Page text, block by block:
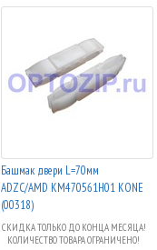
Башмак двери L=70мм
ADZC/AMD KM470561H01 KONE
(00318)
СКИДКА ТОЛЬКО ДО КОНЦА МЕСЯЦА!
КОЛИЧЕСТВО ТОВАРА ОГРАНИЧЕНО!